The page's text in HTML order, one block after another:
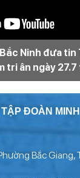
Ninh đưa tin
tri ân ngày 27.7
ĐOÀN
Bắc Giang,